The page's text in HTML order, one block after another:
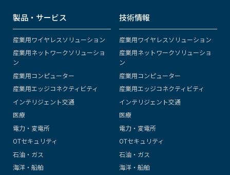
製品・サービス
産業用ワイヤレスソリューション
産業用ネットワークソリューショ
ン
産業用コンピューター
産業用エッジコネクティビティ
インテリジェント交通
医療
電力・変電所
OTセキュリティ
石油・ガス
海洋・船舶
技術情報
産業用ワイヤレスソリューション
産業用ネットワークソリューショ
ン
産業用コンピューター
産業用エッジコネクティビティ
インテリジェント交通
医療
電力・変電所
OTセキュリティ
石油・ガス
海洋・船舶